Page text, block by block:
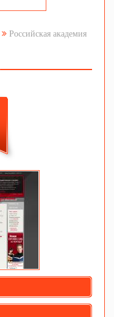
Российская академия